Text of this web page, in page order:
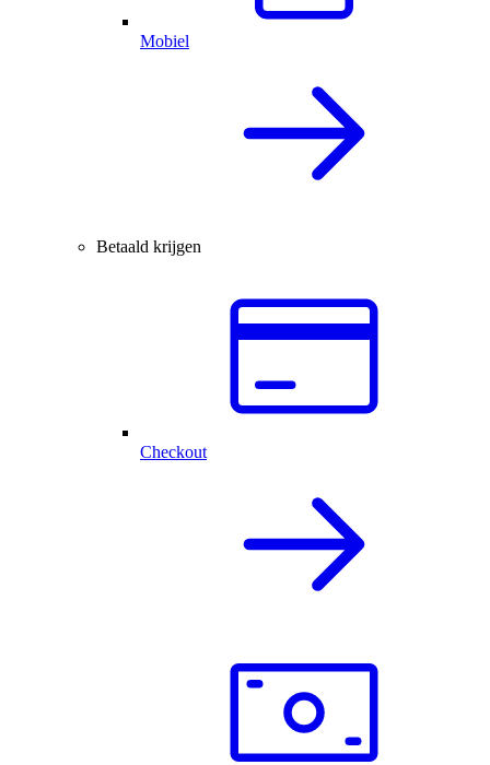
Mobiel
Betaald krijgen
Checkout